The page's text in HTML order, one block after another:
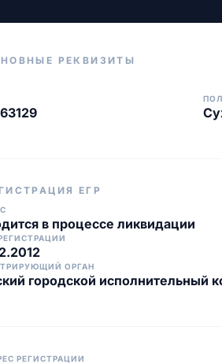
РЕКВИЗИТЫ
ЕГР
в процессе ликвидации
ОРГАН
городской исполнительный
РЕГИСТРАЦИИ